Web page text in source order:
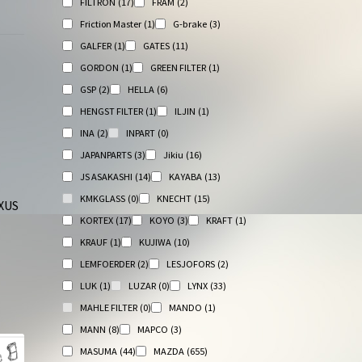
Friction Master (1) G-brake (3)
GALFER (1) GATES (11)
GORDON (1) GREEN FILTER (1)
GSP (2) HELLA (6)
HENGST FILTER (1) ILJIN (1)
INA (2) INPART (0)
JAPANPARTS (3) Jikiu (16)
JS ASAKASHI (14) KAYABA (13)
KMKGLASS (0) KNECHT (15)
KORTEX (17) KOYO (3) KRAFT (1)
KRAUF (1) KUJIWA (10)
LEMFOERDER (2) LESJOFORS (2)
LUK (1) LUZAR (0) LYNX (33)
MAHLE FILTER (0) MANDO (1)
MANN (8) MAPCO (3)
MASUMA (44) MAZDA (655)